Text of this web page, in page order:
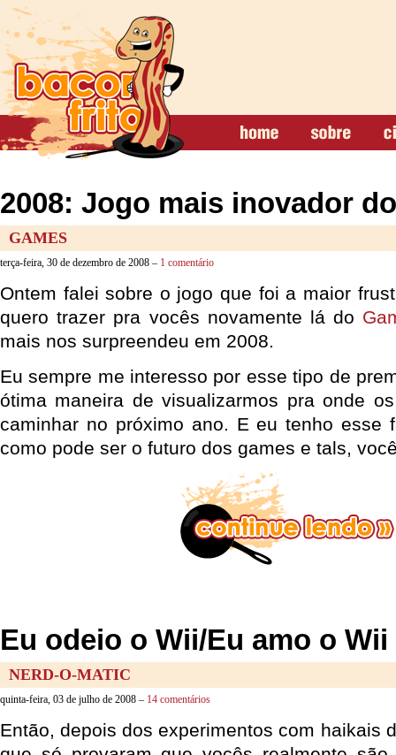
2008: Jogo mais inovador
GAMES
terça-feira, 30 de dezembro de 2008 – 1 comentário
Ontem falei sobre o jogo que foi a maior
quero trazer pra vocês novamente lá do
mais nos surpreendeu em 2008.
Eu sempre me interesso por esse tipo de
ótima maneira de visualizarmos pra onde
caminhar no próximo ano. E eu tenho esse
como pode ser o futuro dos games e tals,
Eu odeio o Wii/Eu amo o Wii
NERD-O-MATIC
quinta-feira, 03 de julho de 2008 – 14 comentários
Então, depois dos experimentos com haikais